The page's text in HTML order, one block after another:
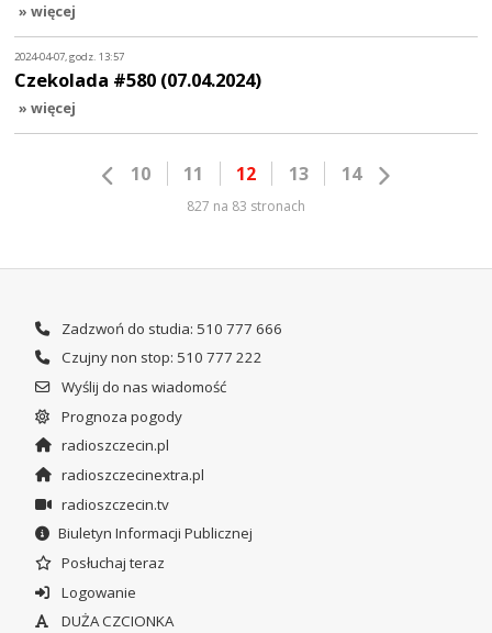
» więcej
2024-04-07, godz. 13:57
Czekolada #580 (07.04.2024)
» więcej
10 11 12 13 14
827 na 83 stronach
Zadzwoń do studia: 510 777 666
Czujny non stop: 510 777 222
Wyślij do nas wiadomość
Prognoza pogody
radioszczecin.pl
radioszczecinextra.pl
radioszczecin.tv
Biuletyn Informacji Publicznej
Posłuchaj teraz
Logowanie
DUŻA CZCIONKA